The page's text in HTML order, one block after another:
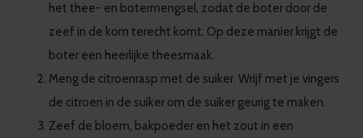
het thee- en botermengsel, zodat de boter door de
zeef in de kom terecht komt. Op deze manier krijgt de
boter een heerlijke theesmaak.
Meng de citroenrasp met de suiker. Wrijf met je vingers
de citroen in de suiker om de suiker geurig te maken.
Zeef de bloem, bakpoeder en het zout in een